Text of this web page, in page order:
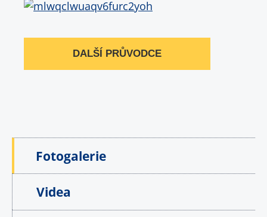
DALŠÍ PRŮVODCE
Fotogalerie
Videa